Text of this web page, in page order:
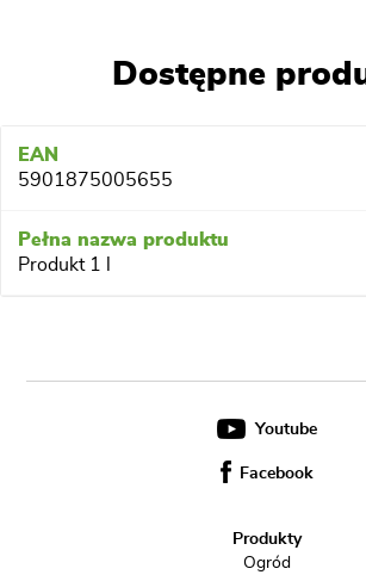
Dostępne
5901875005655
Produkt 1 l
Youtube
Facebook
Produkty
Ogród